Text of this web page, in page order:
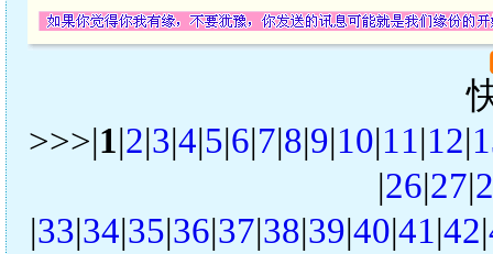
>>>|1|2|3|4|5|6|7|8|9|10|11|12|
|26|27|
|33|34|35|36|37|38|39|40|41|42|